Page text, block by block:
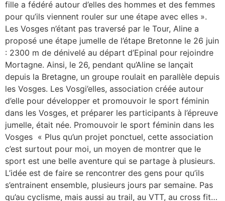
fille a fédéré autour d’elles des hommes et des femmes
pour qu’ils viennent rouler sur une étape avec elles ».
Les Vosges n’étant pas traversé par le Tour, Aline a
proposé une étape jumelle de l’étape Bretonne le 26 juin
: 2300 m de dénivelé au départ d’Epinal pour rejoindre
Mortagne. Ainsi, le 26, pendant qu’Aline se lançait
depuis la Bretagne, un groupe roulait en parallèle depuis
les Vosges. Les Vosgi’elles, association créée autour
d’elle pour développer et promouvoir le sport féminin
dans les Vosges, et préparer les participants à l’épreuve
jumelle, était née. Promouvoir le sport féminin dans les
Vosges « Plus qu’un projet ponctuel, cette association
c’est surtout pour moi, un moyen de montrer que le
sport est une belle aventure qui se partage à plusieurs.
L’idée est de faire se rencontrer des gens pour qu’ils
s’entrainent ensemble, plusieurs jours par semaine. Pas
qu’au cyclisme, mais aussi au trail, au VTT, au cross fit…